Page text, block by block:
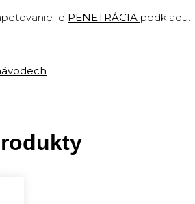
je PENETRÁCIA podkladu.
.